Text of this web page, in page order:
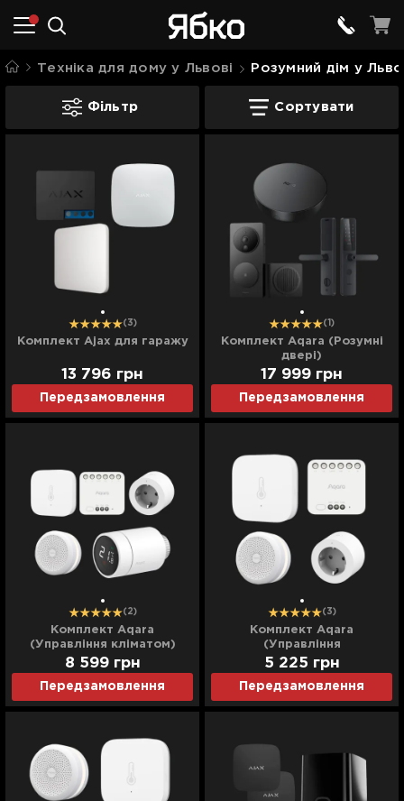
Техніка для дому у Львові Розумний дім у
Комплексні рішення у Львові
Фільтр Сортувати
(3)
Комплект Ajax для гаражу
Передзамовлення
13 796 грн
(1)
Комплект Aqara (Розумні
двері)
Передзамовлення
17 999 грн
(2)
Комплект Aqara
(Управління кліматом)
Передзамовлення
8 599 грн
(3)
Комплект Aqara
(Управління
кондиціонером)
Передзамовлення
5 225 грн